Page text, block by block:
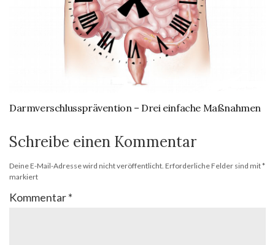
Darmverschlussprävention – Drei einfache Maßnahmen
Schreibe einen Kommentar
Deine E-Mail-Adresse wird nicht veröffentlicht. Erforderliche Felder sind mit*
markiert
Kommentar*